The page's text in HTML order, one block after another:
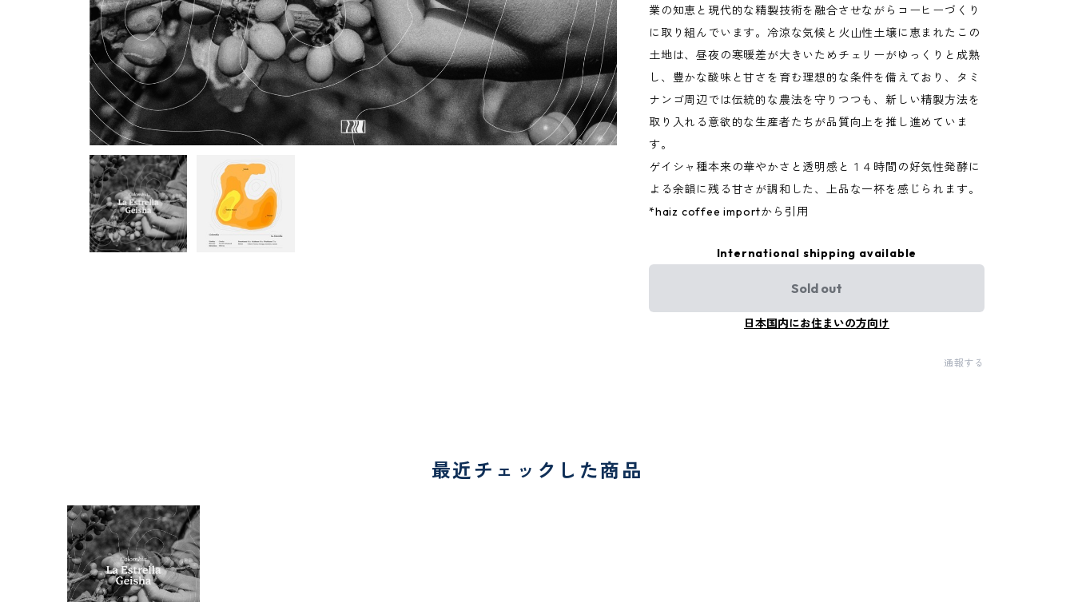
業の知恵と現代的な精製技術を融合させながらコーヒーづくり
に取り組んでいます。冷涼な気候と火山性土壌に恵まれたこの
土地は、昼夜の寒暖差が大きいためチェリーがゆっくりと成熟
し、豊かな酸味と甘さを育む理想的な条件を備えており、タミ
ナンゴ周辺では伝統的な農法を守りつつも、新しい精製方法を
取り入れる意欲的な生産者たちが品質向上を推し進めていま
す。
ゲイシャ種本来の華やかさと透明感と１４時間の好気性発酵に
よる余韻に残る甘さが調和した、上品な一杯を感じられます。
*haiz coffee importから引用
International shipping available
Sold out
日本国内にお住まいの方向け
通報する
最近チェックした商品